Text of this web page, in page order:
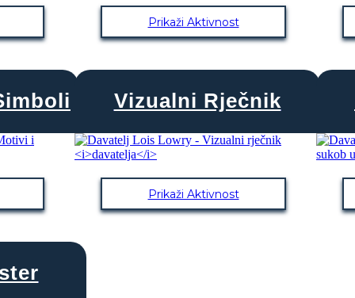
Prikaži Aktivnost
Vizualni Rječnik
Prikaži Aktivnost